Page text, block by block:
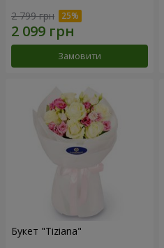
2 799 грн
Замовити
Букет "Tiziana"